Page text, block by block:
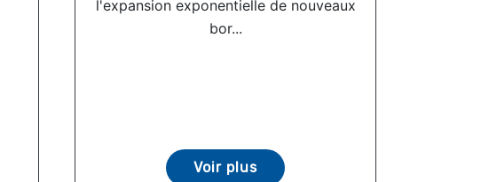
l'expansion exponentielle de nouveaux
bor...
Voir plus